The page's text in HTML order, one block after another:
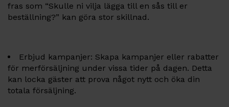
fras som “Skulle ni vilja lägga till en sås till er
beställning?” kan göra stor skillnad.
Erbjud kampanjer: Skapa kampanjer eller rabatter
för merförsäljning under vissa tider på dagen. Detta
kan locka gäster att prova något nytt och öka din
totala försäljning.